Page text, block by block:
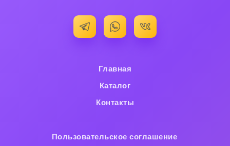
Контакты
Главная
Каталог
Пользовательское cоглашение